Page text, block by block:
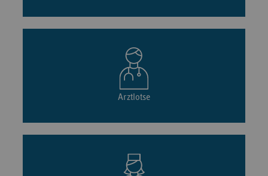
Arztlotse